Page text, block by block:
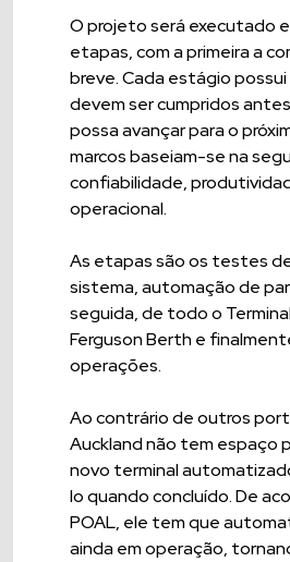
O projeto será executado
etapas, com a primeira a
breve. Cada estágio possui
devem ser cumpridos
possa avançar para o
marcos baseiam-se na
confiabilidade,
operacional.
As etapas são os testes
sistema, automação de
seguida, de todo o
Ferguson Berth e
operações.
Ao contrário de outros
Auckland não tem espaço
novo terminal
lo quando concluído. De
POAL, ele tem que
ainda em operação,